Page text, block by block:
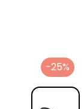
-25%